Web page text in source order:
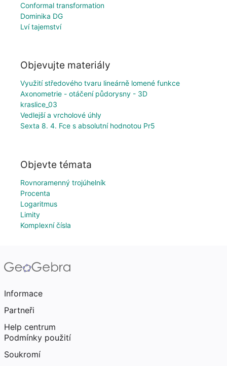
Conformal transformation
Dominika DG
Lví tajemství
Objevujte materiály
Využití středového tvaru lineárně lomené funkce
Axonometrie - otáčení půdorysny - 3D
kraslice_03
Vedlejší a vrcholové úhly
Sexta 8. 4. Fce s absolutní hodnotou Pr5
Objevte témata
Rovnoramenný trojúhelník
Procenta
Logaritmus
Limity
Komplexní čísla
Informace
Partneři
Help centrum
Podmínky použití
Soukromí